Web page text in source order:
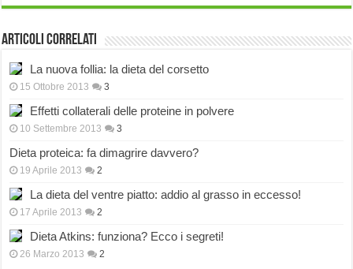
Articoli correlati
La nuova follia: la dieta del corsetto
15 Ottobre 2013 3
Effetti collaterali delle proteine in polvere
10 Settembre 2013 3
Dieta proteica: fa dimagrire davvero?
19 Aprile 2013 2
La dieta del ventre piatto: addio al grasso in eccesso!
17 Aprile 2013 2
Dieta Atkins: funziona? Ecco i segreti!
26 Marzo 2013 2